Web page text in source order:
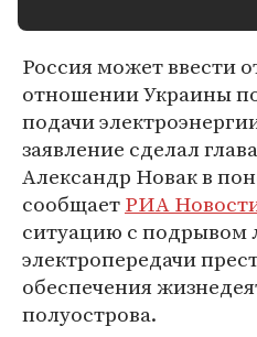
Россия может ввести
отношении Украины
подачи
заявление сделал
Александр Новак в
сообщаетРИА
ситуацию с подрывом
электропередачи
обеспечения
полуострова.